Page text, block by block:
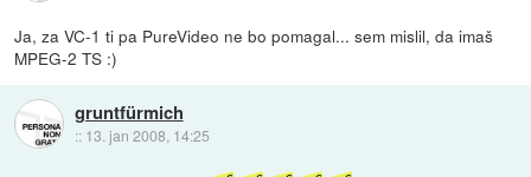
Ja, za VC-1 ti pa PureVideo ne bo pomagal... sem mislil, da imaš
MPEG-2 TS :)
gruntfürmich
:: 13. jan 2008, 14:25